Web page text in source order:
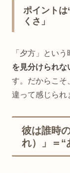
ポイントは
くさ」
「夕方」とい
を見分けられな
す。だからこそ
違って感じられ
彼は誰時
れ）」＝“